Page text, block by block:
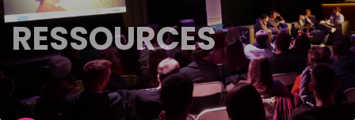
RESSOURCES